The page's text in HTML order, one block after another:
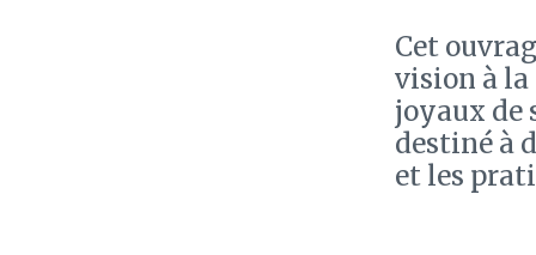
Cet
vision à la
joyaux de
destiné à
et les